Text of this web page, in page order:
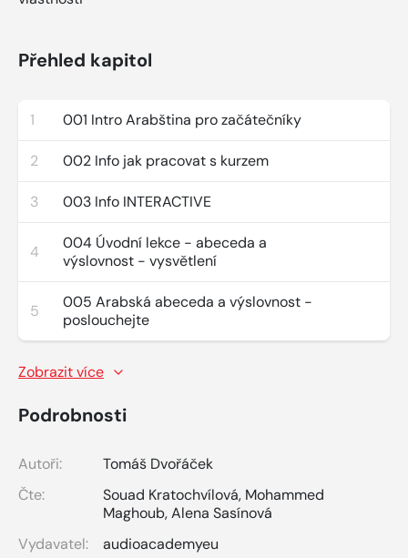
Přehled kapitol
1 001 Intro Arabština pro začátečníky
2 002 Info jak pracovat s kurzem
3 003 Info INTERACTIVE
4
004 Úvodní lekce - abeceda a
výslovnost - vysvětlení
5
005 Arabská abeceda a výslovnost -
poslouchejte
Zobrazit více
Podrobnosti
Autoři:
Tomáš Dvořáček
Čte:
Souad Kratochvílová, Mohammed
Maghoub,Alena Sasínová
Vydavatel:
audioacademyeu